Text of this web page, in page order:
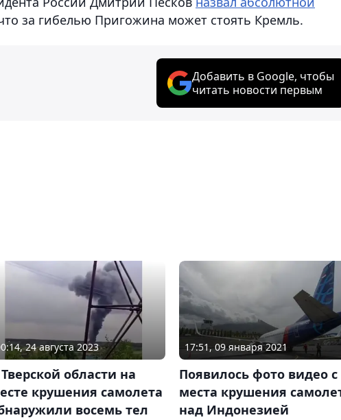
за гибелью Пригожина может стоять Кремль.
Добавить в Google, чтобы
читать новости первым
24 августа 2023
области на
крушения самолета
восемь тел
17:51, 09 января 2021
Появилось фото видео с
места крушения
над Индонезией